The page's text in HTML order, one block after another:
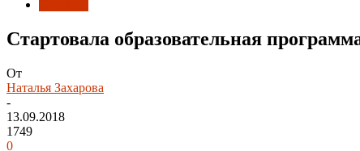
Стартовала образовательная
От
Наталья Захарова
-
13.09.2018
1749
0